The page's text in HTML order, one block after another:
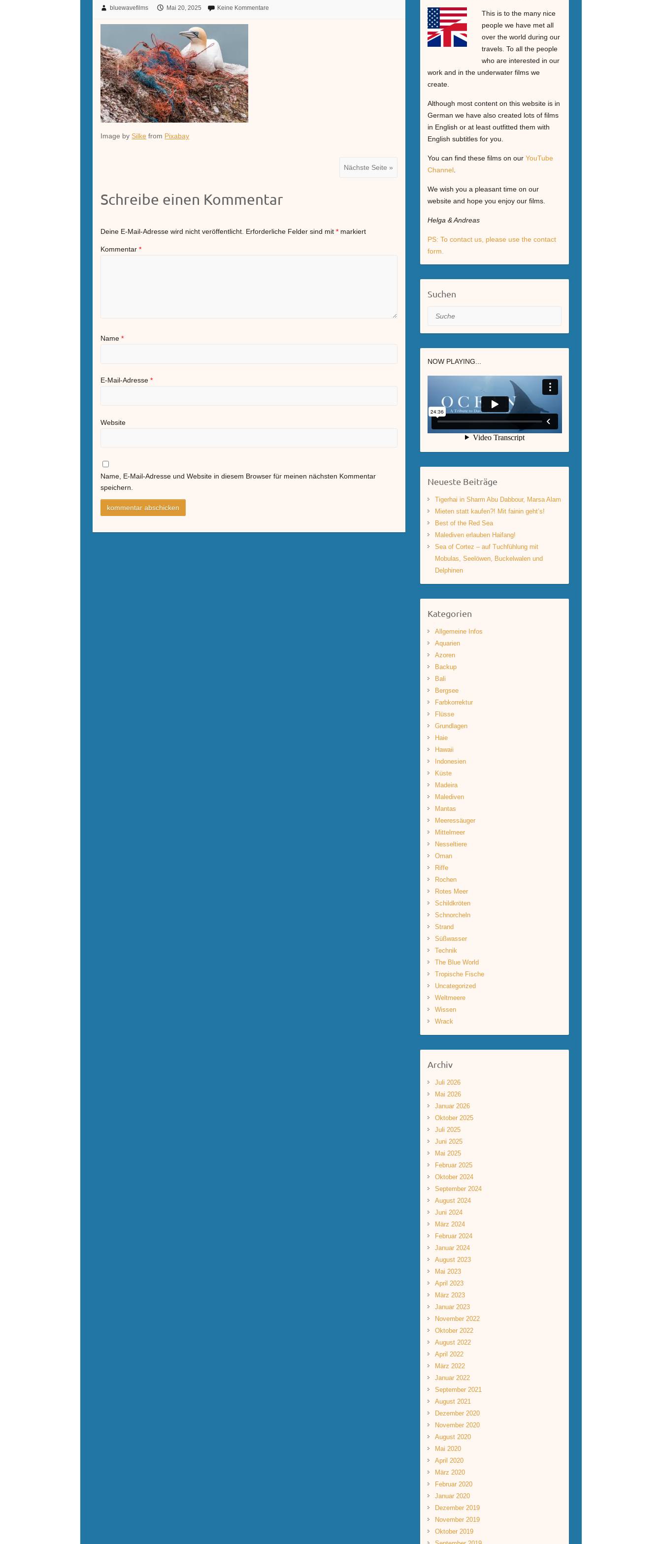
bluewavefilms Mai 20, 2025 Keine Kommentare
Image by Silke from Pixabay
Nächste Seite »
Schreibe einen Kommentar
Deine E-Mail-Adresse wird nicht veröffentlicht. Erforderliche Felder sind mit* markiert
Kommentar*
Name*
E-Mail-Adresse*
Website
Name, E-Mail-Adresse und Website in diesem Browser für meinen nächsten Kommentar
speichern.
This is to the many nice
people we have met all
over the world during our
travels. To all the people
who are interested in our
work and in the underwater films we
create.
Although most content on this website is in
German we have also created lots of films
in English or at least outfitted them with
English subtitles for you.
You can find these films on our YouTube
Channel.
We wish you a pleasant time on our
website and hope you enjoy our films.
Helga & Andreas
PS: To contact us, please use the contact
form.
Suchen
Suche
NOW PLAYING...
Neueste Beiträge
Tigerhai in Sharm Abu Dabbour, Marsa Alam
Mieten statt kaufen?! Mit fainin geht’s!
Best of the Red Sea
Malediven erlauben Haifang!
Sea of Cortez – auf Tuchfühlung mit
Mobulas, Seelöwen, Buckelwalen und
Delphinen
Kategorien
Allgemeine Infos
Aquarien
Azoren
Backup
Bali
Bergsee
Farbkorrektur
Flüsse
Grundlagen
Haie
Hawaii
Indonesien
Küste
Madeira
Malediven
Mantas
Meeressäuger
Mittelmeer
Nesseltiere
Oman
Riffe
Rochen
Rotes Meer
Schildkröten
Schnorcheln
Strand
Süßwasser
Technik
The Blue World
Tropische Fische
Uncategorized
Weltmeere
Wissen
Wrack
Archiv
Juli 2026
Mai 2026
Januar 2026
Oktober 2025
Juli 2025
Juni 2025
Mai 2025
Februar 2025
Oktober 2024
September 2024
August 2024
Juni 2024
März 2024
Februar 2024
Januar 2024
August 2023
Mai 2023
April 2023
März 2023
Januar 2023
November 2022
Oktober 2022
August 2022
April 2022
März 2022
Januar 2022
September 2021
August 2021
Dezember 2020
November 2020
August 2020
Mai 2020
April 2020
März 2020
Februar 2020
Januar 2020
Dezember 2019
November 2019
Oktober 2019